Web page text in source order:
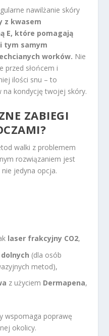
nawilżanie skóry
z kwasem
E, które pomagają
tym samym
worków. Nie
przed słońcem i
ilości snu – to
na kondycję twojej skóry.
ZABIEGI
walki z problemem
rozwiązaniem jest
jedyna opcja.
laser frakcyjny CO2,
(dla osób
metod),
z użyciem Dermapena,
wspomaga poprawę
okolicy.